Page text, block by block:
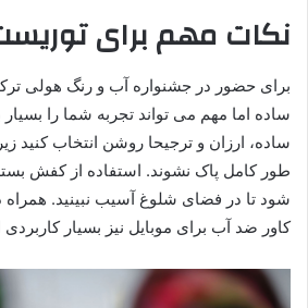
نکات مهم برای
برای حضور در جشنواره آب و رنگ هولی
ساده اما مهم می تواند تجربه شما را
ساده، ارزان و ترجیحا روشن انتخاب کنید
طور کامل پاک نشوند. استفاده از کفش
شود تا در فضای شلوغ آسیب نبینید. همراه
کاور ضد آب برای موبایل نیز بسیار